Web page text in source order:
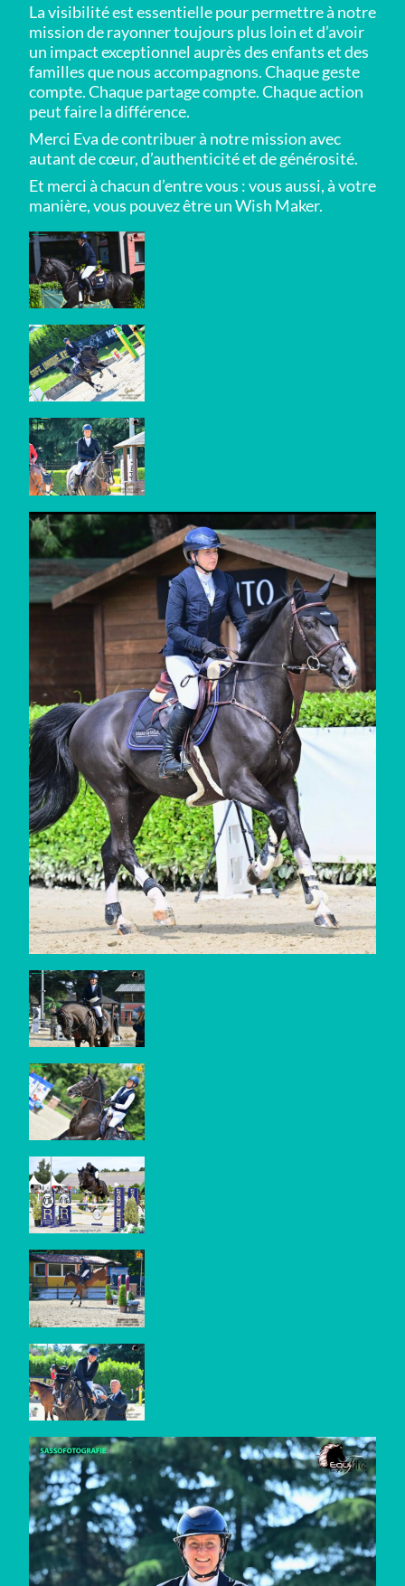
La visibilité est essentielle pour permettre à notre
mission de rayonner toujours plus loin et d’avoir
un impact exceptionnel auprès des enfants et des
familles que nous accompagnons. Chaque geste
compte. Chaque partage compte. Chaque action
peut faire la différence.
Merci Eva de contribuer à notre mission avec
autant de cœur, d’authenticité et de générosité.
Et merci à chacun d’entre vous : vous aussi, à votre
manière, vous pouvez être un Wish Maker.